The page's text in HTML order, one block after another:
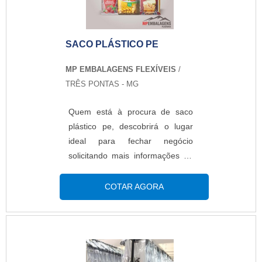
responsável, conquistas
adquiridas porque investiu em
com diversas certificações,
dentre elas, ISO9001 e CIF –
(Embalagens para contato com
Sanitária) e estrutura suficiente
para atender todas as
demandas. Tudo isso, somado à
performance de uma equipe de
a visita para acessar o nosso site
e saber mais sobre a empresa,
SACO PLÁSTICO PE
MP EMBALAGENS FLEXÍVEIS /
TRÊS PONTAS - MG
Quem está à procura de saco
plástico pe, descobrirá o lugar
ideal para fechar negócio
solicitando mais informações na
mercado e encontrando a maior
referência de qualidade da área
de atuação.ALGUNS DETALHES
PEQuem quer encontrar saco
plástico pe em uma empresa que
COTAR AGORA